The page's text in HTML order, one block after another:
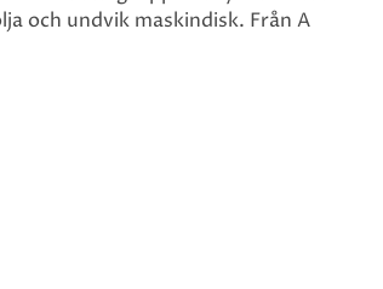
och undvik maskindisk. Från A